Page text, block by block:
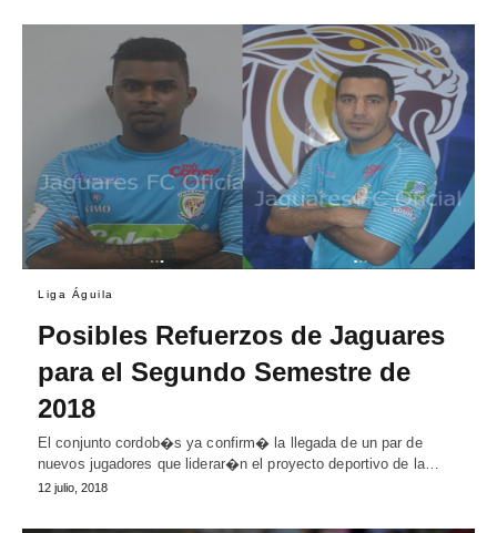
Liga Águila
Posibles Refuerzos de Jaguares
para el Segundo Semestre de
2018
El conjunto cordob�s ya confirm� la llegada de un par de
nuevos jugadores que liderar�n el proyecto deportivo de la…
12 julio, 2018